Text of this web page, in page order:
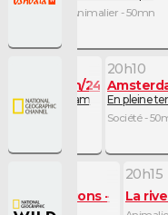
Animalier - 50mn
24h/24
Amsterdam
20h10
En pleine
Société -
des lions
20h15
La